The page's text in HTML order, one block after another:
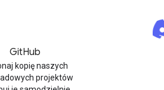
GitHub
kopię naszych
projektów